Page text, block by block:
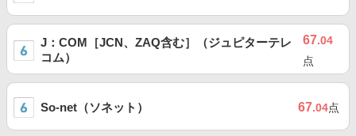
J：COM［JCN、ZAQ含む］（ジュピターテレ
コム）
67.04
点
So-net（ソネット） 67.04点